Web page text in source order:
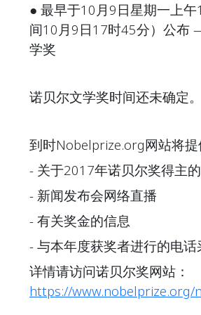
● 最早于10月9日星期一上
间10月9日17时45分）公布
学奖
诺贝尔文学奖时间还未确定。
到时Nobelprize.org网站将
- 关于2017年诺贝尔奖得主
- 新闻发布会网络直播
- 有关奖金的信息
- 与本年度获奖者进行的电话
详情请访问诺贝尔奖网站：
https://www.nobelprize.org/